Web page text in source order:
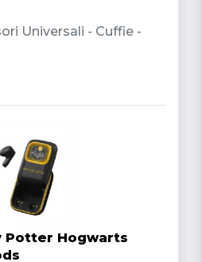
Universali - Cuffie -
Potter Hogwarts